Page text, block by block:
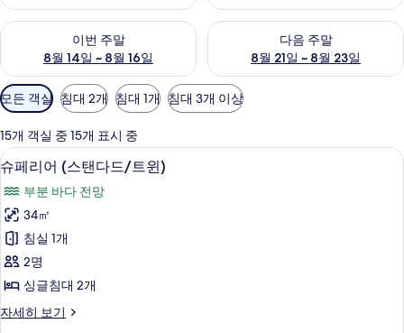
이번 주말
8월 14일 ~ 8월 16일
이번 주말 예약 가능 여부 확인, 8월 14일 ~ 8월 16일
다음 주말
8월 21일 ~ 8월 23일
다음 주말 예약 가능 여부 확인
객
실
에
사
용
가
능
한
필
터
모든 객실 침대 2개 침대 1개 침대 3개 이상
15개 객실 중 15개 표시 중
슈
페
리
어
(스
탠
다
드/
고급 침구, 오리/거위털 이불, 미니바,
2
슈페리어 (스탠다드/트윈)
부분 바다 전망
34㎡
침실 1개
2명
싱글침대 2개
자세히 보기
슈